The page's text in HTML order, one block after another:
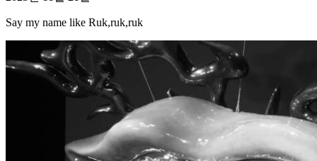
Say my name like Ruk,ruk,ruk